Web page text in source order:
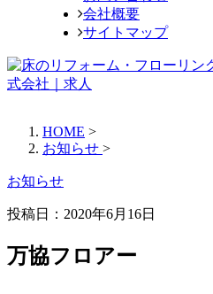
会社概要
サイトマップ
HOME >
お知らせ >
お知らせ
投稿日： 2020年6月16日
万協フロアー